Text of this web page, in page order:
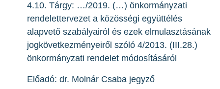
4.10. Tárgy: …/2019. (…) önkormányzati
rendelettervezet a közösségi együttélés
alapvető szabályairól és ezek elmulasztásának
jogkövetkezményeiről szóló 4/2013. (III.28.)
önkormányzati rendelet módosításáról
Előadó: dr. Molnár Csaba jegyző